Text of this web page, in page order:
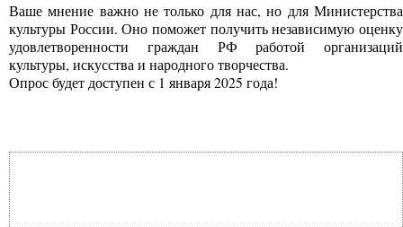
Ваше мнение важно не только для нас, но для Министерства
культуры России. Оно поможет получить независимую оценку
удовлетворенности граждан РФ работой организаций
культуры, искусства и народного творчества.
Опрос будет доступен с 1 января 2025 года!